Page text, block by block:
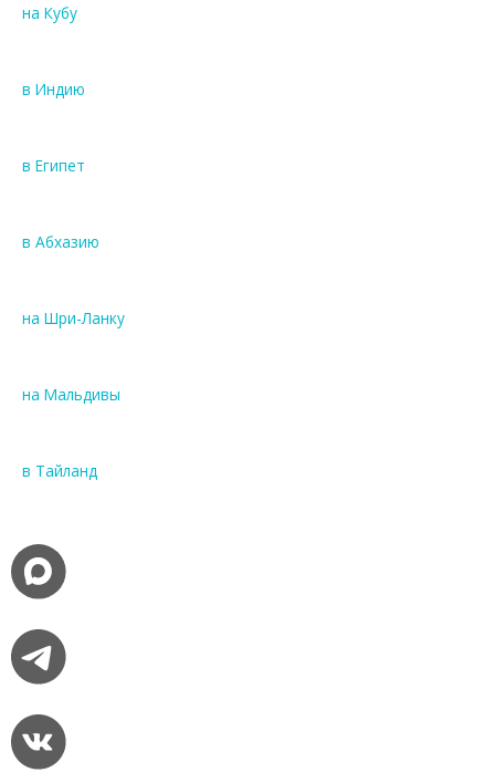
на Кубу
в Индию
в Египет
в Абхазию
на Шри-Ланку
на Мальдивы
в Тайланд